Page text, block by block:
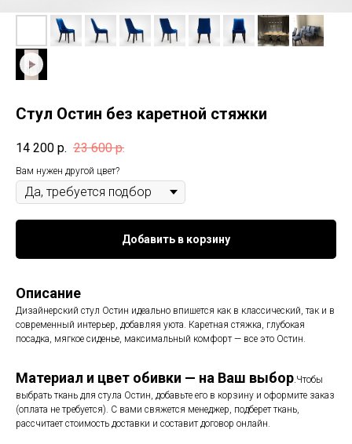
Стул Остин без каретной стяжки
14 200 р. 23 600 р.
Вам нужен другой цвет?
Добавить в корзину
Описание
Дизайнерский стул Остин идеально впишется как в классический, так и в
современный интерьер, добавляя уюта. Каретная стяжка, глубокая
посадка, мягкое сиденье, максимальный комфорт — все это Остин.
Материал и цвет обивки — на Ваш выбор.Чтобы
выбрать ткань для стула Остин, добавьте его в корзину и оформите заказ
(оплата не требуется). С вами свяжется менеджер, подберет ткань,
рассчитает стоимость доставки и составит договор онлайн.